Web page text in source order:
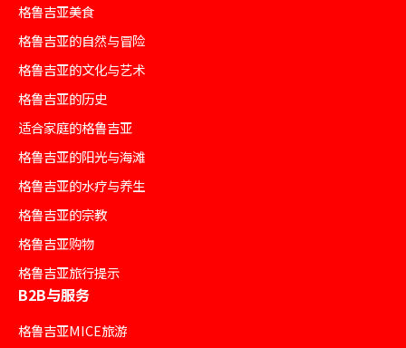
格鲁吉亚美食
格鲁吉亚的自然与冒险
格鲁吉亚的文化与艺术
格鲁吉亚的历史
适合家庭的格鲁吉亚
格鲁吉亚的阳光与海滩
格鲁吉亚的水疗与养生
格鲁吉亚的宗教
格鲁吉亚购物
格鲁吉亚旅行提示
B2B与服务
格鲁吉亚MICE旅游